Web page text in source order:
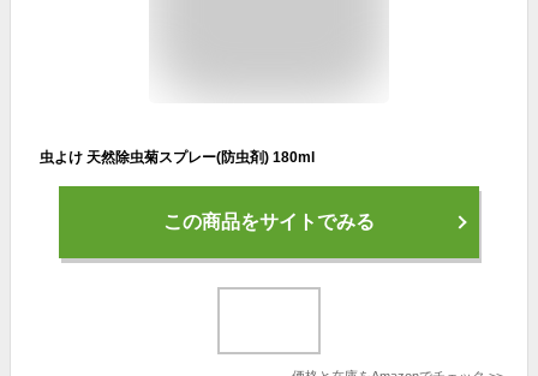
虫よけ 天然除虫菊スプレー(防虫剤) 180ml
この商品をサイトでみる